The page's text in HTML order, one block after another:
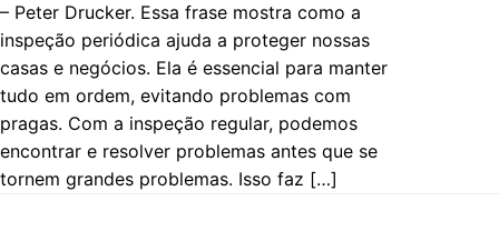
– Peter Drucker. Essa frase mostra como a
inspeção periódica ajuda a proteger nossas
casas e negócios. Ela é essencial para manter
tudo em ordem, evitando problemas com
pragas. Com a inspeção regular, podemos
encontrar e resolver problemas antes que se
tornem grandes problemas. Isso faz […]